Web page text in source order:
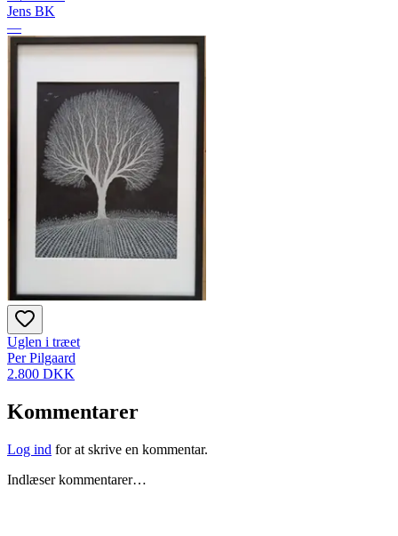
Jens BK
—
Uglen i træet
Per Pilgaard
2.800 DKK
Kommentarer
Log ind for at skrive en kommentar.
Indlæser kommentarer…